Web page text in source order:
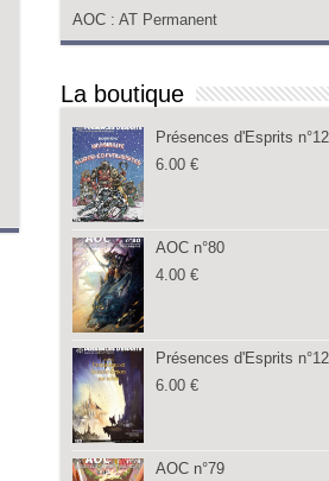
AOC : AT Permanent
La boutique
Présences d'Esprits
6.00 €
AOC n°80
4.00 €
Présences d'Esprits
6.00 €
AOC n°79